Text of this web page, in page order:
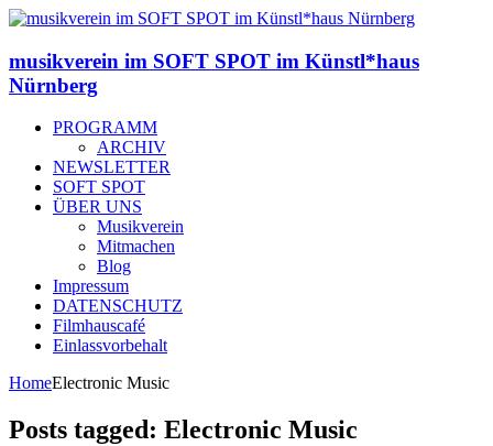
musikverein im SOFT SPOT im Künstl*haus
Nürnberg
PROGRAMM
ARCHIV
NEWSLETTER
SOFT SPOT
ÜBER UNS
Musikverein
Mitmachen
Blog
Impressum
DATENSCHUTZ
Filmhauscafé
Einlassvorbehalt
HomeElectronic Music
Posts tagged: Electronic Music